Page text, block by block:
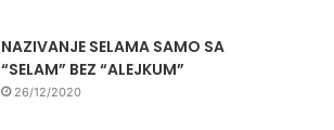
NAZIVANJE SELAMA SAMO SA
“SELAM” BEZ “ALEJKUM”
26/12/2020